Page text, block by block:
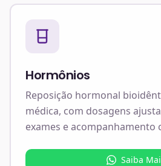
Hormônios
Reposição hormonal
médica, com dosagens
exames e acompanhamento
Saiba